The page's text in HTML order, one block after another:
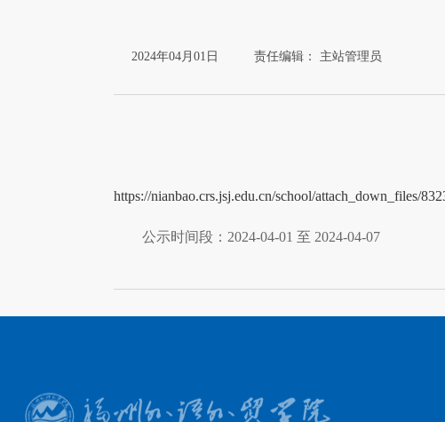
2024年04月01日 责任编辑： 主站管理员
https://nianbao.crs.jsj.edu.cn/school/attach_down_files/
公示时间段：2024-04-01 至 2024-04-07